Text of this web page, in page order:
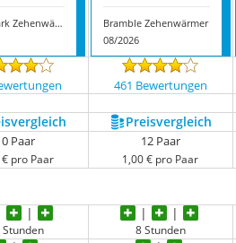
Warmspark Zehenwärmer
Bramble Zehenwärmer
08/2026
461 Bewertungen
Preis­vergleich
Paar
€ pro Paar
12 Paar
1,00 € pro Paar
Stunden 8 Stunden